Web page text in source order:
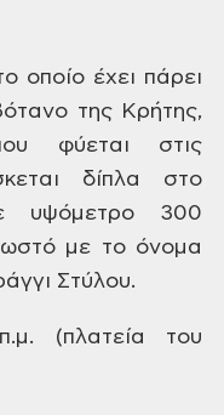
οποίο έχει πάρει
της Κρήτης,
φύεται στις
δίπλα στο
υψόμετρο 300
με το όνομα
Στύλου.
(πλατεία του